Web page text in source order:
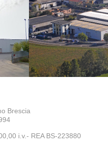
Brescia
i.v.- REA BS-223880